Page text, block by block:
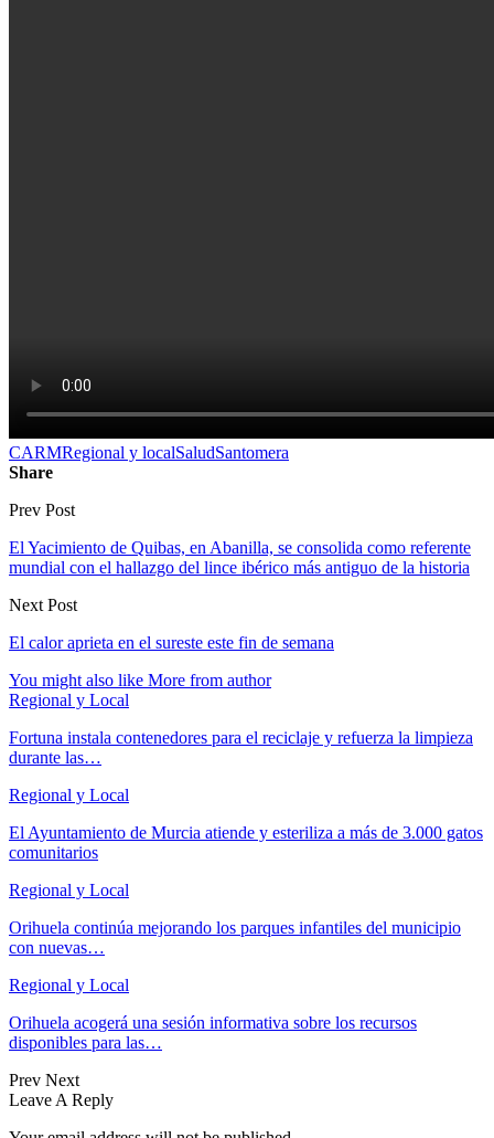
CARMRegional y localSaludSantomera
Share
Prev Post
El Yacimiento de Quibas, en Abanilla, se consolida como referente
mundial con el hallazgo del lince ibérico más antiguo de la historia
Next Post
El calor aprieta en el sureste este fin de semana
You might also like More from author
Regional y Local
Fortuna instala contenedores para el reciclaje y refuerza la limpieza
durante las…
Regional y Local
El Ayuntamiento de Murcia atiende y esteriliza a más de 3.000 gatos
comunitarios
Regional y Local
Orihuela continúa mejorando los parques infantiles del municipio
con nuevas…
Regional y Local
Orihuela acogerá una sesión informativa sobre los recursos
disponibles para las…
Prev Next
Leave A Reply